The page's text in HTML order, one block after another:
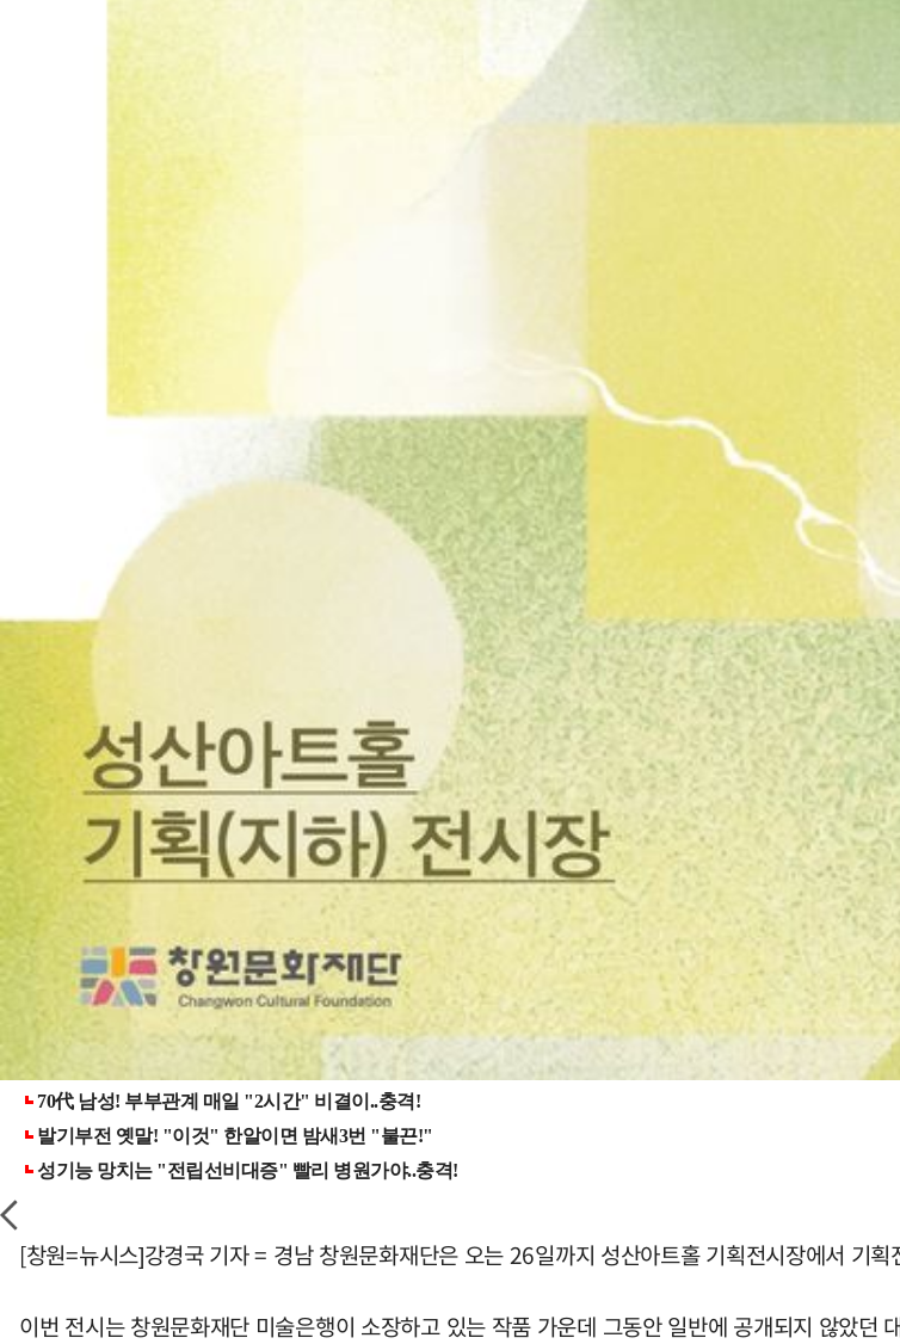
[창원=뉴시스]강경국 기자 = 경남 창원문화재단은 오는 26일까지 성산아트홀 기획전시장에서 기
이번 전시는 창원문화재단 미술은행이 소장하고 있는 작품 가운데 그동안 일반에 공개되지 않았